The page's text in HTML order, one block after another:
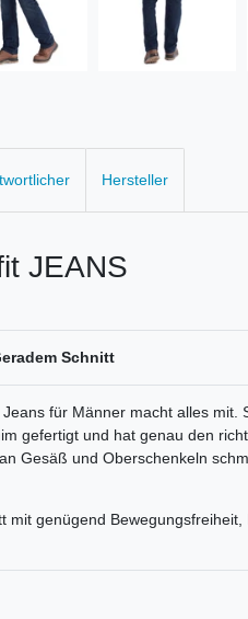
Hersteller
JEANS
Schnitt
für Männer macht alles mit.
gefertigt und hat genau den
Gesäß und Oberschenkeln
mit genügend Bewegungsfreiheit,